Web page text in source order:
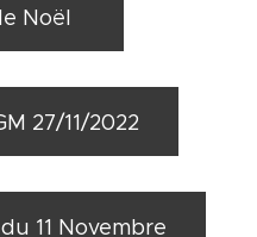
Noël
27/11/2022
11 Novembre